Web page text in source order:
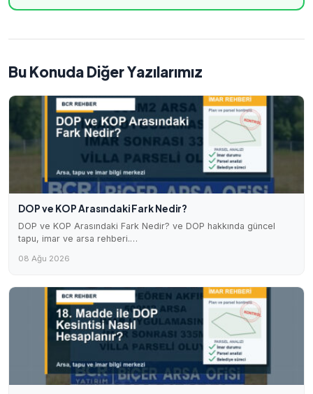
Bu Konuda Diğer Yazılarımız
DOP ve KOP Arasındaki Fark Nedir?
DOP ve KOP Arasındaki Fark Nedir? ve DOP hakkında güncel
tapu, imar ve arsa rehberi.…
08 Ağu 2026